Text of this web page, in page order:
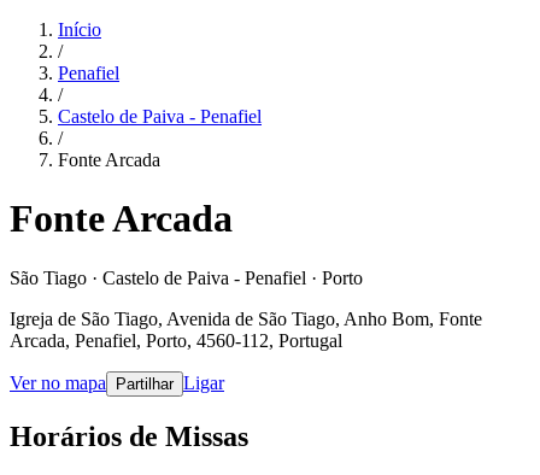
Início
/
Penafiel
/
Castelo de Paiva - Penafiel
/
Fonte Arcada
Fonte Arcada
São Tiago · Castelo de Paiva - Penafiel · Porto
Igreja de São Tiago, Avenida de São Tiago, Anho Bom, Fonte
Arcada, Penafiel, Porto, 4560-112, Portugal
Ver no mapa Partilhar Ligar
Horários de Missas